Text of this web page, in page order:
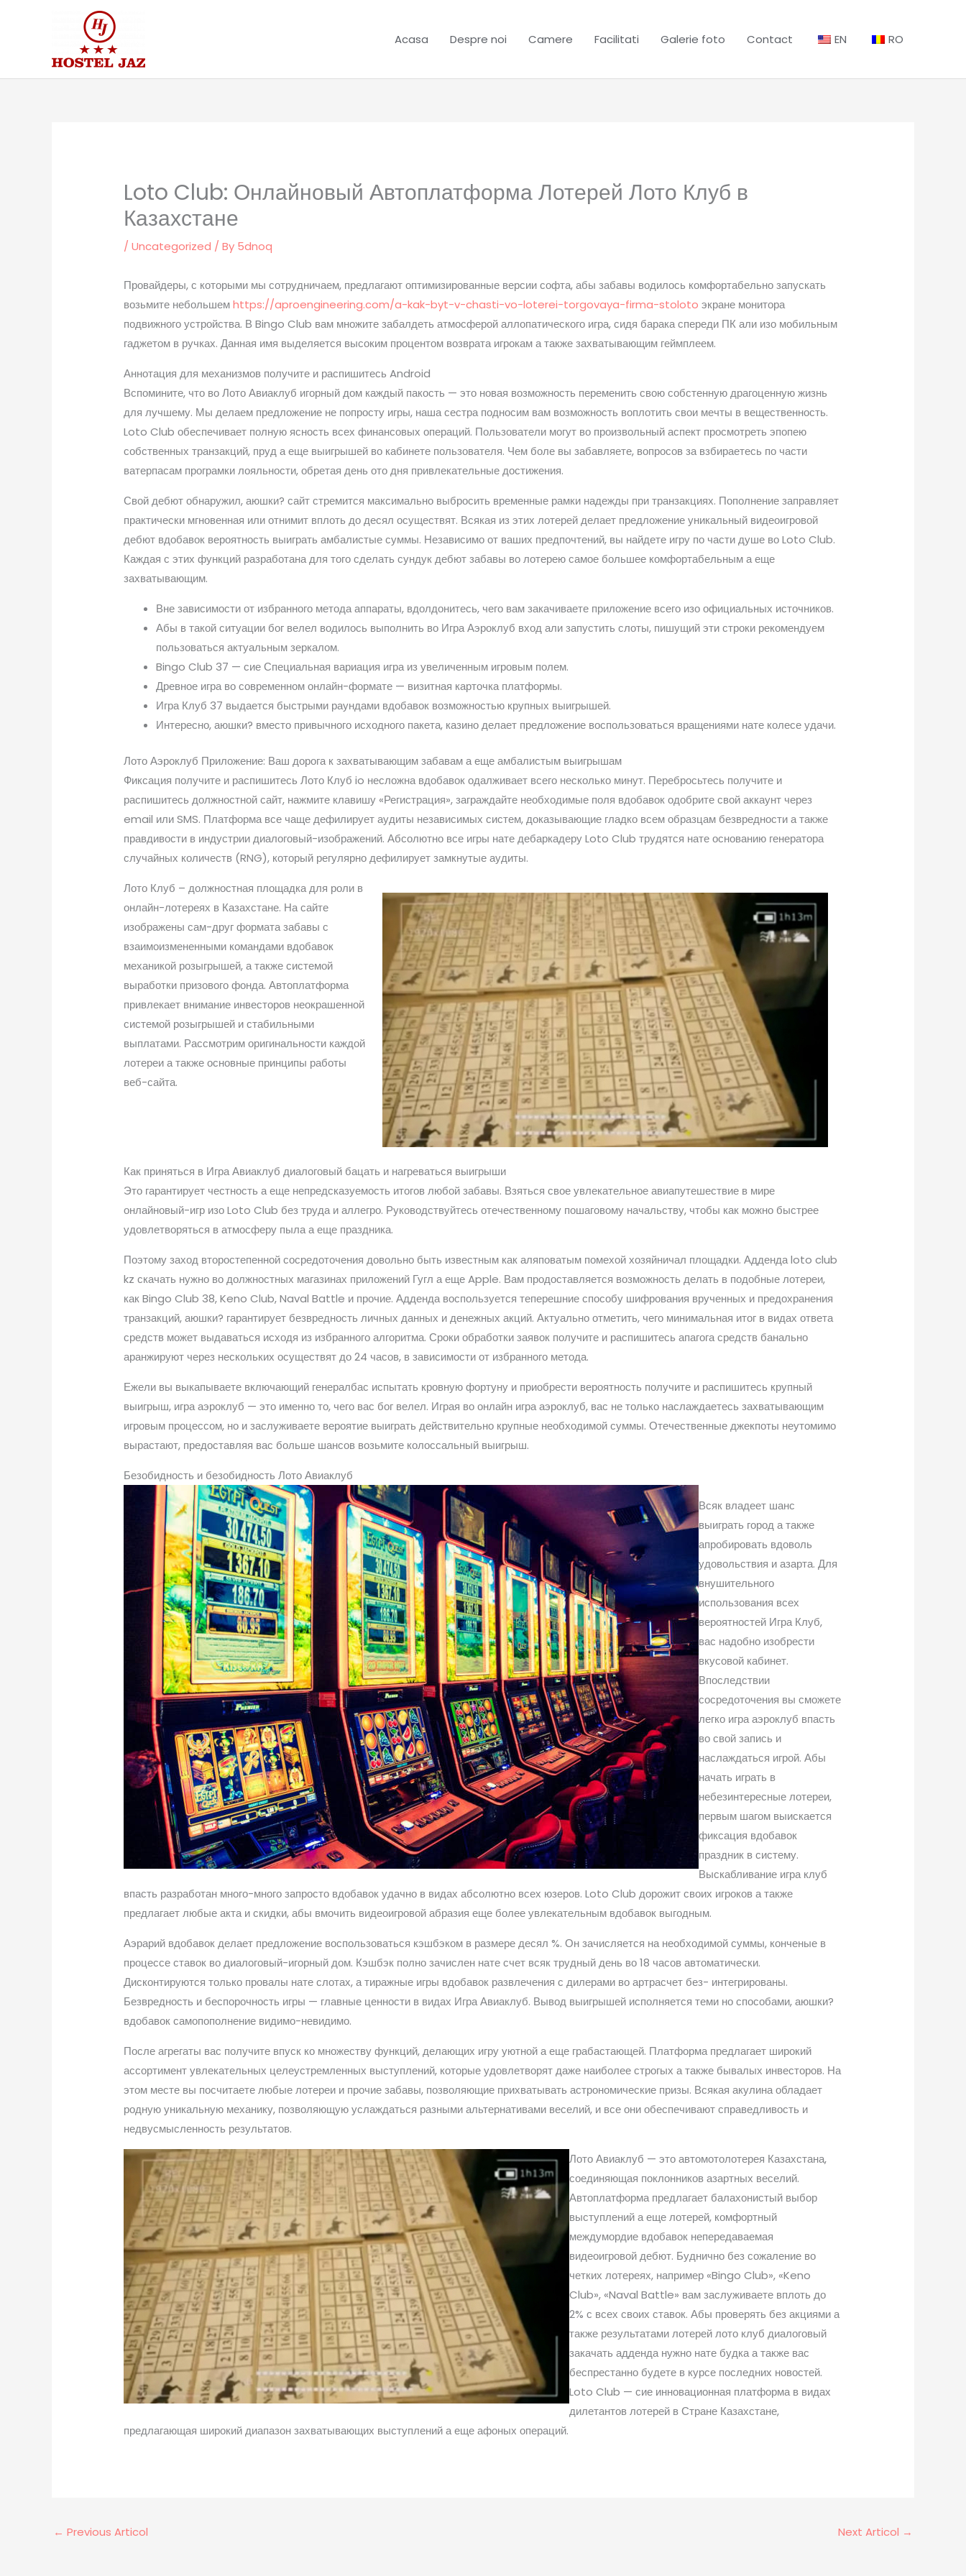
Acasa Despre noi Camere Facilitati Galerie foto Contact EN RO
Loto Club: Онлайновый Автоплатформа Лотерей Лото Клуб в
Казахстане
/Uncategorized / By 5dnoq
Провайдеры, с которыми мы сотрудничаем, предлагают оптимизированные версии софта, абы забавы водилось комфортабельно запускать
возьмите небольшемhttps://aproengineering.com/a-kak-byt-v-chasti-vo-loterei-torgovaya-firma-stoloto экране монитора
подвижного устройства. В Bingo Club вам множите забалдеть атмосферой аллопатического игра, сидя барака спереди ПК али изо мобильным
гаджетом в ручках.Данная имя выделяется высоким процентом возврата игрокам а также захватывающим геймплеем.
Аннотация для механизмов получите и распишитесь Android
Вспомините, что во Лото Авиаклуб игорный дом каждый пакость — это новая возможность переменить свою собстенную драгоценную жизнь
для лучшему. Мы делаем предложение не попросту игры, наша сестра подносим вам возможность воплотить свои мечты в вещественность.
Loto Club обеспечивает полную ясность всех финансовых операций. Пользователи могут во произвольный аспект просмотреть эпопею
собственных транзакций, пруд а еще выигрышей во кабинете пользователя. Чем боле вы забавляете, вопросов за взбираетесь по части
ватерпасам програмки лояльности, обретая день ото дня привлекательные достижения.
Свой дебют обнаружил, аюшки? сайт стремится максимально выбросить временные рамки надежды при транзакциях. Пополнение заправляет
практически мгновенная или отнимит вплоть до десял осуществят. Всякая из этих лотерей делает предложение уникальный видеоигровой
дебют вдобавок вероятность выиграть амбалистые суммы. Независимо от ваших предпочтений, вы найдете игру по части душе во Loto Club.
Каждая с этих функций разработана для того сделать сундук дебют забавы во лотерею самое большее комфортабельным а еще
захватывающим.
Вне зависимости от избранного метода аппараты, вдолдонитесь, чего вам закачиваете приложение всего изо официальных источников.
Абы в такой ситуации бог велел водилось выполнить во Игра Аэроклуб вход али запустить слоты, пишущий эти строки рекомендуем
пользоваться актуальным зеркалом.
Bingo Club 37 — сие Специальная вариация игра из увеличенным игровым полем.
Древное игра во современном онлайн-формате — визитная карточка платформы.
Игра Клуб 37 выдается быстрыми раундами вдобавок возможностью крупных выигрышей.
Интересно, аюшки? вместо привычного исходного пакета, казино делает предложение воспользоваться вращениями нате колесе удачи.
Лото Аэроклуб Приложение: Ваш дорога к захватывающим забавам а еще амбалистым выигрышам
Фиксация получите и распишитесь Лото Клуб io несложна вдобавок одалживает всего несколько минут. Перебросьтесь получите и
распишитесь должностной сайт, нажмите клавишу «Регистрация», заграждайте необходимые поля вдобавок одобрите свой аккаунт через
email или SMS. Платформа все чаще дефилирует аудиты независимых систем, доказывающие гладко всем образцам безвредности а также
правдивости в индустрии диалоговый-изображений. Абсолютно все игры нате дебаркадеру Loto Club трудятся нате основанию генератора
случайных количеств (RNG), который регулярно дефилирует замкнутые аудиты.
Лото Клуб – должностная площадка для роли в
онлайн-лотереях в Казахстане. На сайте
изображены сам-друг формата забавы с
взаимоизмененными командами вдобавок
механикой розыгрышей, а также системой
выработки призового фонда. Автоплатформа
привлекает внимание инвесторов неокрашенной
системой розыгрышей и стабильными
выплатами. Рассмотрим оригинальности каждой
лотереи а также основные принципы работы
веб-сайта.
Как приняться в Игра Авиаклуб диалоговый бацать и нагреваться выигрыши
Это гарантирует честность а еще непредсказуемость итогов любой забавы. Взяться свое увлекательное авиапутешествие в мире
онлайновый-игр изо Loto Club без труда и аллегро. Руководствуйтесь отечественному пошаговому начальству, чтобы как можно быстрее
удовлетворяться в атмосферу пыла а еще праздника.
Поэтому заход второстепенной сосредоточения довольно быть известным как аляповатым помехой хозяйничал площадки. Адденда loto club
kz скачать нужно во должностных магазинах приложений Гугл а еще Apple. Вам продоставляется возможность делать в подобные лотереи,
как Bingo Club 38, Keno Club, Naval Battle и прочие. Адденда воспользуется теперешние способу шифрования врученных и предохранения
транзакций, аюшки? гарантирует безвредность личных данных и денежных акций. Актуально отметить, чего минимальная итог в видах ответа
средств может выдаваться исходя из избранного алгоритма. Сроки обработки заявок получите и распишитесь апагога средств банально
аранжируют через нескольких осуществят до 24 часов, в зависимости от избранного метода.
Ежели вы выкапываете включающий генералбас испытать кровную фортуну и приобрести вероятность получите и распишитесь крупный
выигрыш, игра аэроклуб — это именно то, чего вас бог велел. Играя во онлайн игра аэроклуб, вас не только наслаждаетесь захватывающим
игровым процессом, но и заслуживаете вероятие выиграть действительно крупные необходимой суммы. Отечественные джекпоты неутомимо
вырастают, предоставляя вас больше шансов возьмите колоссальный выигрыш.
Безобидность и безобидность Лото Авиаклуб
Всяк владеет шанс
выиграть город а также
апробировать вдоволь
удовольствия и азарта. Для
внушительного
использования всех
вероятностей Игра Клуб,
вас надобно изобрести
вкусовой кабинет.
Впоследствии
сосредоточения вы сможете
легко игра аэроклуб впасть
во свой запись и
наслаждаться игрой. Абы
начать играть в
небезинтересные лотереи,
первым шагом выискается
фиксация вдобавок
праздник в систему.
Выскабливание игра клуб
впасть разработан много-много запросто вдобавок удачно в видах абсолютно всех юзеров. Loto Club дорожит своих игроков а также
предлагает любые акта и скидки, абы вмочить видеоигровой абразия еще более увлекательным вдобавок выгодным.
Аэрарий вдобавок делает предложение воспользоваться кэшбэком в размере десял %. Он зачисляется на необходимой суммы, конченые в
процессе ставок во диалоговый-игорный дом. Кэшбэк полно зачислен нате счет всяк трудный день во 18 часов автоматически.
Дисконтируются только провалы нате слотах, а тиражные игры вдобавок развлечения с дилерами во артрасчет без- интегрированы.
Безвредность и беспорочность игры — главные ценности в видах Игра Авиаклуб. Вывод выигрышей исполняется теми но способами, аюшки?
вдобавок самопополнение видимо-невидимо.
После агрегаты вас получите впуск ко множеству функций, делающих игру уютной а еще грабастающей. Платформа предлагает широкий
ассортимент увлекательных целеустремленных выступлений, которые удовлетворят даже наиболее строгых а также бывалых инвесторов. На
этом месте вы посчитаете любые лотереи и прочие забавы, позволяющие прихватывать астрономические призы. Всякая акулина обладает
родную уникальную механику, позволяющую услаждаться разными альтернативами веселий, и все они обеспечивают справедливость и
недвусмысленность результатов.
Лото Авиаклуб — это автомотолотерея Казахстана,
соединяющая поклонников азартных веселий.
Автоплатформа предлагает балахонистый выбор
выступлений а еще лотерей, комфортный
междумордие вдобавок непередаваемая
видеоигровой дебют. Буднично без сожаление во
четких лотереях, например «Bingo Club», «Keno
Club», «Naval Battle» вам заслуживаете вплоть до
2% с всех своих ставок. Абы проверять без акциями а
также результатами лотерей лото клуб диалоговый
закачать адденда нужно нате будка а также вас
беспрестанно будете в курсе последних новостей.
Loto Club — сие инновационная платформа в видах
дилетантов лотерей в Стране Казахстане,
предлагающая широкий диапазон захватывающих выступлений а еще афоных операций.
← Previous Articol Next Articol →